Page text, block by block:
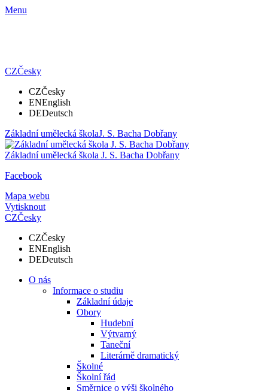
Menu
CZČesky
CZČesky
ENEnglish
DEDeutsch
Základní umělecká školaJ. S. Bacha Dobřany
Základní umělecká škola J. S. Bacha Dobřany
Facebook
Mapa webu
Vytisknout
CZČesky
CZČesky
ENEnglish
DEDeutsch
O nás
Informace o studiu
Základní údaje
Obory
Hudební
Výtvarný
Taneční
Literárně dramatický
Školné
Školní řád
Směrnice o výši školného